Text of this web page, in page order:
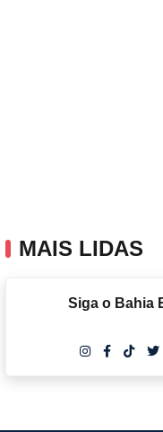
MAIS LIDAS
Siga o Bahia